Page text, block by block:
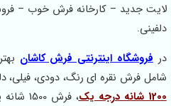
دلفینی.
درفروشگاه اینترنتی فرش کاشان
شامل فرش نقره ای رنگ، دودی، فیلی،
1200 شانه درجه یک
، فرش